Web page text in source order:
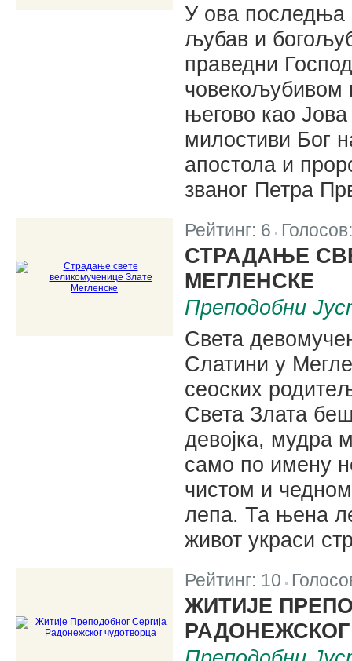
У ова последња
љубав и
праведни
човекољубивом
његово као
милостиви Бог
апостола и
званог Петра
Рейтинг: 6 |
СТРАДАЊЕ
МЕГЛЕНСКЕ
Преподобни
Света
Слатини у
сеоских
Света Злата
девојка, мудра
само по имену
чистом и
лепа. Та њена
живот украси
Рейтинг: 10 |
ЖИТИЈЕ